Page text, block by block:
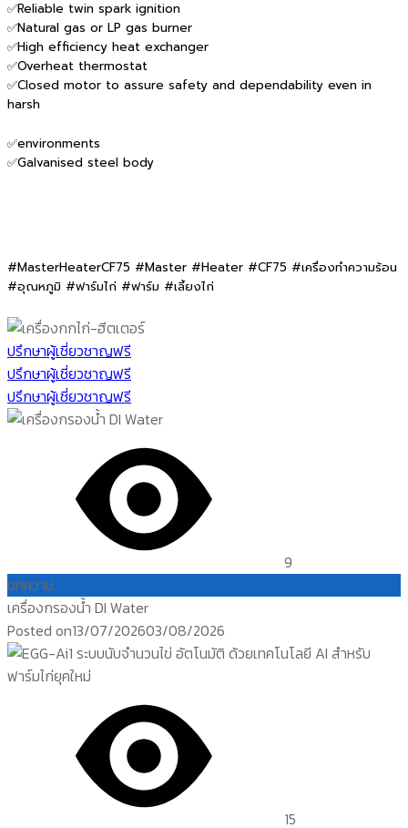
✅Reliable twin spark ignition
✅Natural gas or LP gas burner
✅High efficiency heat exchanger
✅Overheat thermostat
✅Closed motor to assure safety and dependability even in
harsh
✅environments
✅Galvanised steel body
#MasterHeaterCF75 #Master #Heater #CF75 #เครื่องทำความร้อน
#อุณหภูมิ #ฟาร์มไก่ #ฟาร์ม #เลี้ยงไก่
ปรึกษาผู้เชี่ยวชาญฟรี
ปรึกษาผู้เชี่ยวชาญฟรี
ปรึกษาผู้เชี่ยวชาญฟรี
9
บทความ
เครื่องกรองน้ำ DI Water
Posted on13/07/202603/08/2026
15